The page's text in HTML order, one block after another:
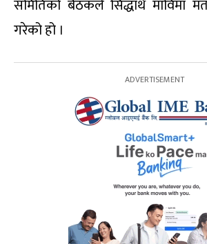
समितिको बैठकले सिद्धार्थ माविमा
गरेको हो ।